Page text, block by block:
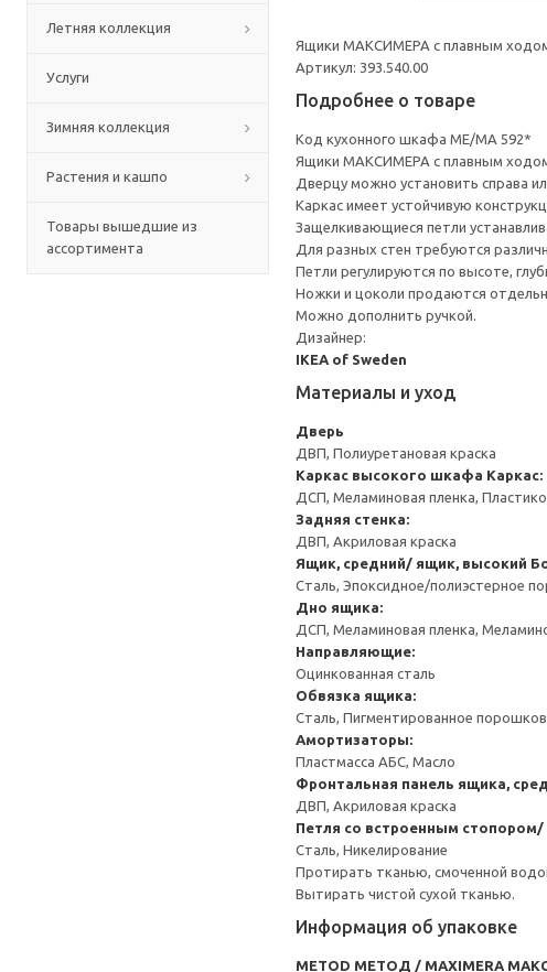
Летняя коллекция
Услуги
Зимняя коллекция
Растения и кашпо
Товары вышедшие из
ассортимента
Ящики МАКСИМЕРА с плавным
Артикул: 393.540.00
Подробнее о товаре
Код кухонного шкафа ME/MA 592*
Ящики МАКСИМЕРА с плавным
Дверцу можно установить справа
Каркас имеет устойчивую
Защелкивающиеся петли
Для разных стен требуются
Петли регулируются по высоте,
Ножки и цоколи продаются
Можно дополнить ручкой.
Дизайнер:
IKEA of Sweden
Материалы и уход
Дверь
ДВП, Полиуретановая краска
Каркас высокого шкафа Каркас:
ДСП, Меламиновая пленка,
Задняя стенка:
ДВП, Акриловая краска
Ящик, средний/ ящик, высокий
Сталь, Эпоксидное/полиэстерное
Дно ящика:
ДСП, Меламиновая пленка,
Направляющие:
Оцинкованная сталь
Обвязка ящика:
Сталь, Пигментированное
Амортизаторы:
Пластмасса АБС, Масло
Фронтальная панель ящика,
ДВП, Акриловая краска
Петля со встроенным
Сталь, Никелирование
Протирать тканью, смоченной
Вытирать чистой сухой тканью.
Информация об упаковке
METOD МЕТОД / MAXIMERA